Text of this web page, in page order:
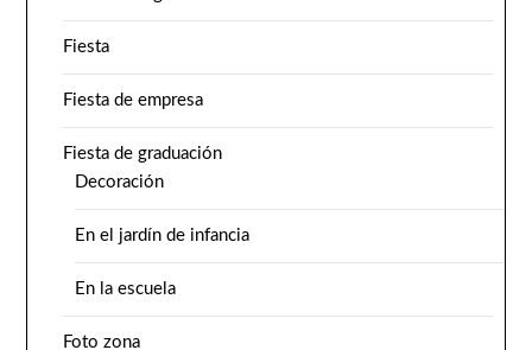
Fiesta
Fiesta de empresa
Fiesta de graduación
Decoración
En el jardín de infancia
En la escuela
Foto zona